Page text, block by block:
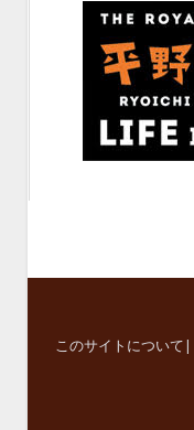
このサイトについて|